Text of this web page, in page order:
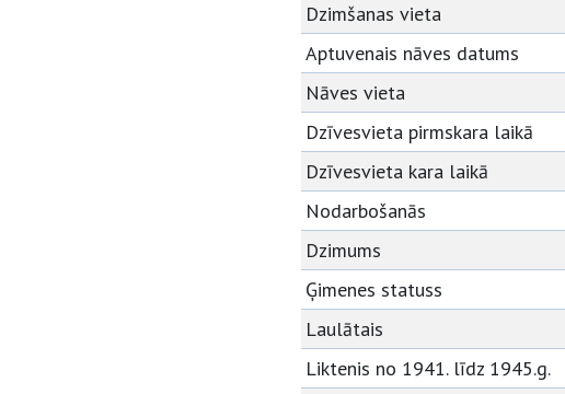
Dzimšanas vieta
Aptuvenais nāves datums
Nāves vieta
Dzīvesvieta pirmskara laikā
Dzīvesvieta kara laikā
Nodarbošanās
Dzimums
Ģimenes statuss
Laulātais
Liktenis no 1941. līdz 1945.g.